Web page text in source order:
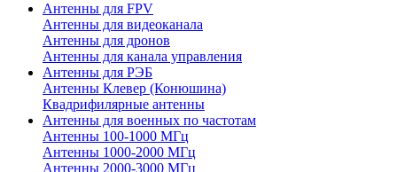
Антенны для FPV
Антенны для видеоканала
Антенны для дронов
Антенны для канала управления
Антенны для РЭБ
Антенны Клевер (Конюшина)
Квадрифилярные антенны
Антенны для военных по частотам
Антенны 100-1000 МГц
Антенны 1000-2000 МГц
Антенны 2000-3000 МГц